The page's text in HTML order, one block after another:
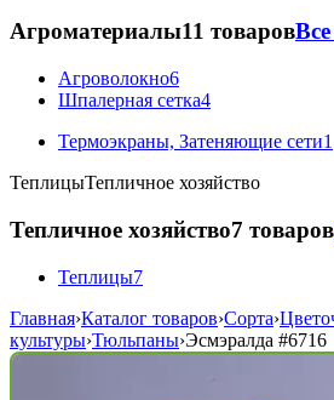
Агроматериалы11 товаров
Агроволокно6
Шпалерная сетка4
Термоэкраны, Затеняющие сети1
ТеплицыТепличное хозяйство
Тепличное хозяйство7 товаров
Теплицы7
Главная›Каталог товаров›Сорта›
культуры›Тюльпаны›Эсмэралда #6716